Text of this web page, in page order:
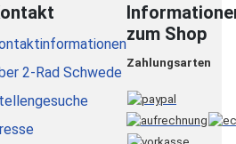
2-Rad Schwede
zum Shop
Zahlungsarten